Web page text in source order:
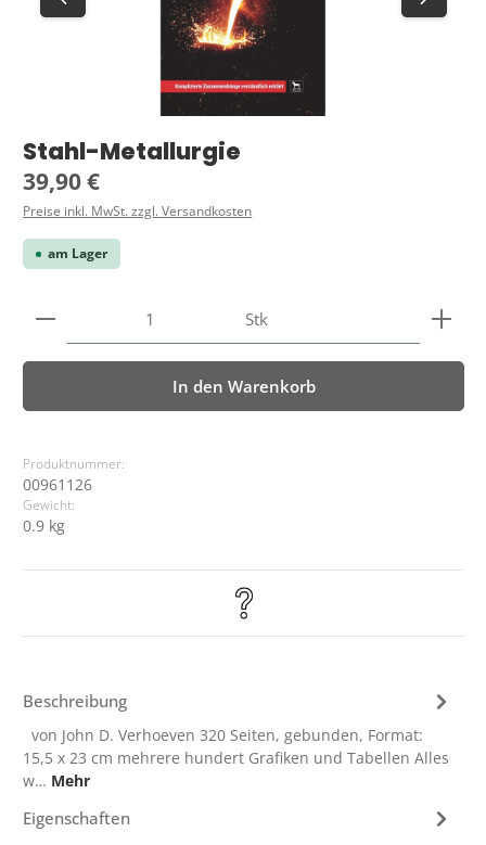
Stahl-Metallurgie
Regulärer Preis:
39,90 €
Preise inkl. MwSt. zzgl. Versandkosten
am Lager
Produkt Anzahl: Gib den gewünschten Wert ein
Stk
In den Warenkorb
Produktnummer:
00961126
Gewicht:
0.9 kg
Beschreibung
von John D. Verhoeven 320 Seiten, gebunden, Format:
15,5 x 23 cm mehrere hundert Grafiken und Tabellen Alles
w… Mehr
Eigenschaften